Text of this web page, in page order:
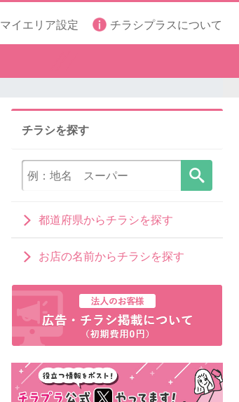
マイエリア設定 チラシプラスについて
チラシを探す
都道府県からチラシを探す
お店の名前からチラシを探す